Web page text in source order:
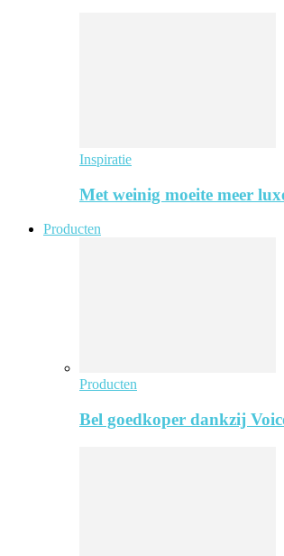
Inspiratie
Met weinig moeite meer
Producten
Producten
Bel goedkoper dankzij